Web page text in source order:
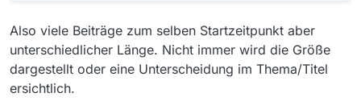
Also viele Beiträge zum selben Startzeitpunkt aber
unterschiedlicher Länge. Nicht immer wird die Größe
dargestellt oder eine Unterscheidung im Thema/Titel
ersichtlich.